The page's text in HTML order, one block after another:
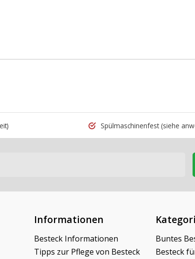
Spülmaschinenfest(siehe
Informationen
Besteck Informationen
Tipps zur Pflege von Besteck
Buntes
Besteck